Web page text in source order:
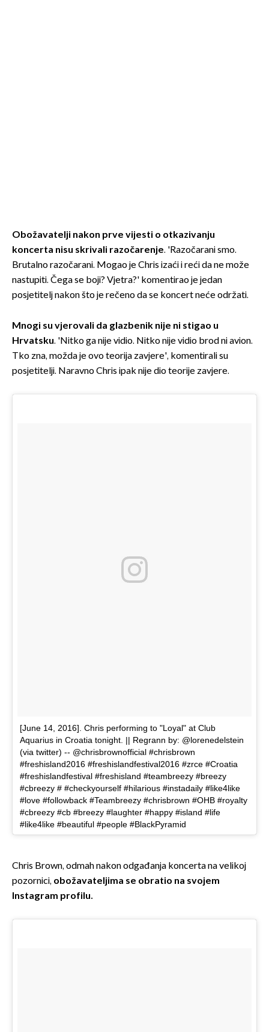
Obožavatelji nakon prve vijesti o otkazivanju
koncerta nisu skrivali razočarenje. 'Razočarani smo.
Brutalno razočarani. Mogao je Chris izaći i reći da ne može
nastupiti. Čega se boji? Vjetra?' komentirao je jedan
posjetitelj nakon što je rečeno da se koncert neće održati.
Mnogi su vjerovali da glazbenik nije ni stigao u
Hrvatsku. 'Nitko ga nije vidio. Nitko nije vidio brod ni avion.
Tko zna, možda je ovo teorija zavjere', komentirali su
posjetitelji. Naravno Chris ipak nije dio teorije zavjere.
[June 14, 2016]. Chris performing to "Loyal" at Club
Aquarius in Croatia tonight. || Regrann by: @lorenedelstein
(via twitter) -- @chrisbrownofficial #chrisbrown
#freshisland2016 #freshislandfestival2016 #zrce #Croatia
#freshislandfestival #freshisland #teambreezy #breezy
#cbreezy # #checkyourself #hilarious #instadaily #like4like
#love #followback #Teambreezy #chrisbrown #OHB #royalty
#cbreezy #cb #breezy #laughter #happy #island #life
#like4like #beautiful #people #BlackPyramid
Chris Brown, odmah nakon odgađanja koncerta na velikoj
pozornici, obožavateljima se obratio na svojem
Instagram profilu.